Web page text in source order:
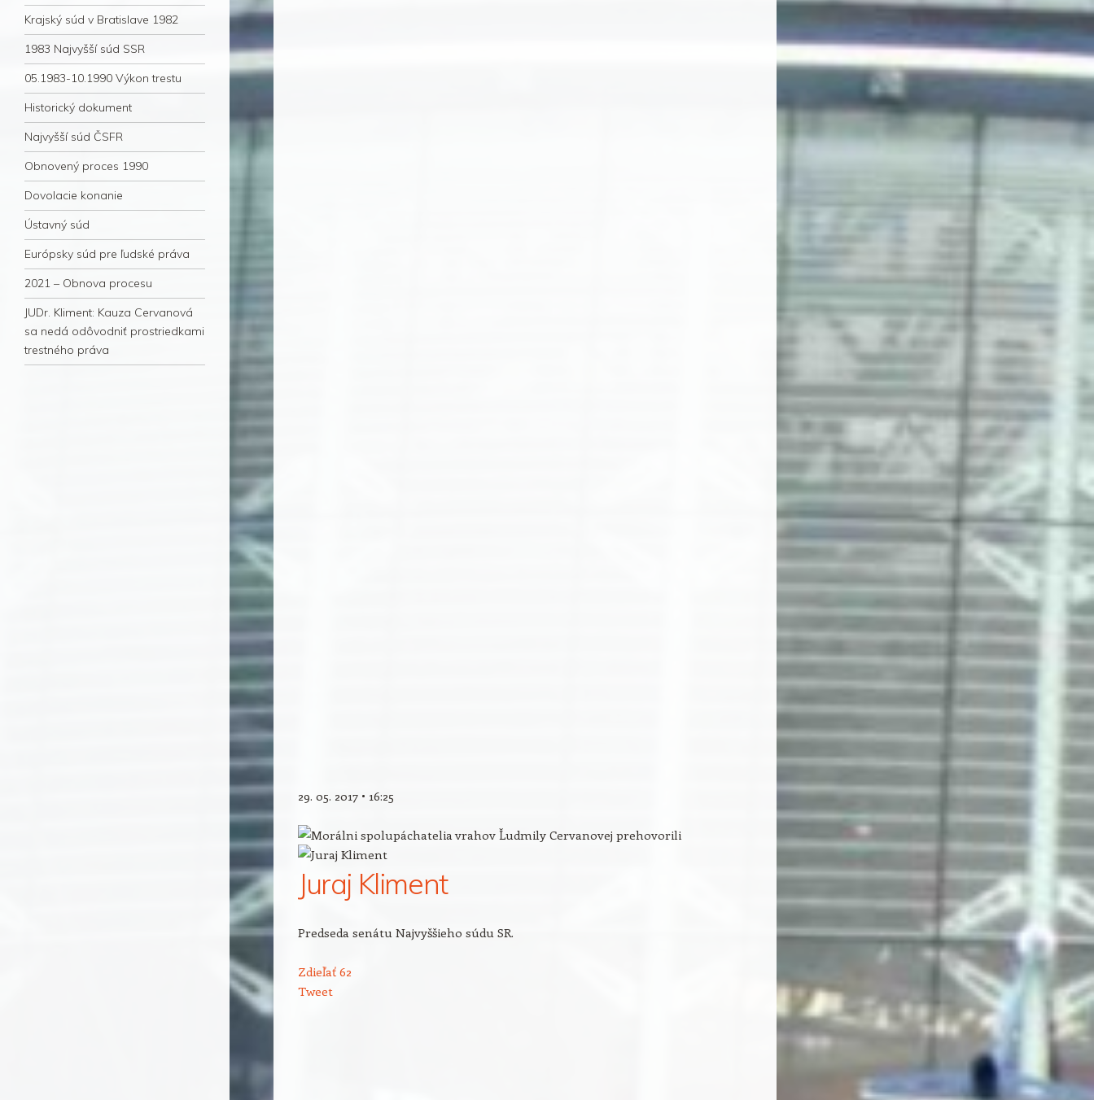
Krajský súd v Bratislave 1982
1983 Najvyšší súd SSR
05.1983-10.1990 Výkon trestu
Historický dokument
Najvyšší súd ČSFR
Obnovený proces 1990
Dovolacie konanie
Ústavný súd
Európsky súd pre ľudské práva
2021 – Obnova procesu
JUDr. Kliment: Kauza Cervanová
sa nedá odôvodniť prostriedkami
trestného práva
29. 05. 2017 • 16:25
Juraj Kliment
Predseda senátu Najvyššieho súdu SR.
Zdieľať 62
Tweet